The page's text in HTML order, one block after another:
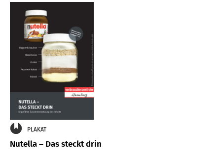
PLAKAT
Nutella – Das steckt drin